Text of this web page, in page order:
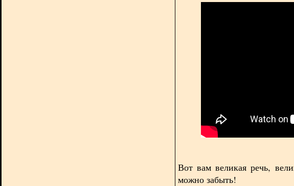
Вот вам великая речь,
можно забыть!